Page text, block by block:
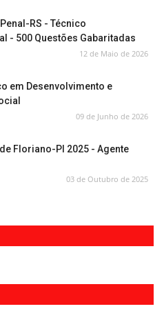
RS - Técnico
- 500 Questões Gabaritadas
12 de Maio de 2026
em Desenvolvimento e
09 de Junho de 2026
Floriano-PI 2025 - Agente
03 de Outubro de 2025